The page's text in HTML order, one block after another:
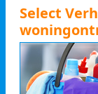
Select